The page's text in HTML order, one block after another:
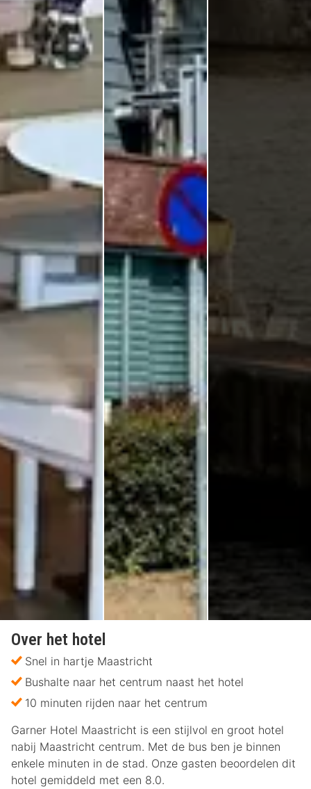
Over het hotel
Snel in hartje Maastricht
Bushalte naar het centrum naast het hotel
10 minuten rijden naar het centrum
Garner Hotel Maastricht is een stijlvol en groot hotel
nabij Maastricht centrum. Met de bus ben je binnen
enkele minuten in de stad. Onze gasten beoordelen dit
hotel gemiddeld met een 8.0.